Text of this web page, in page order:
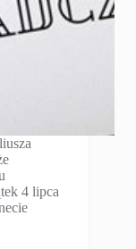
4 lipca